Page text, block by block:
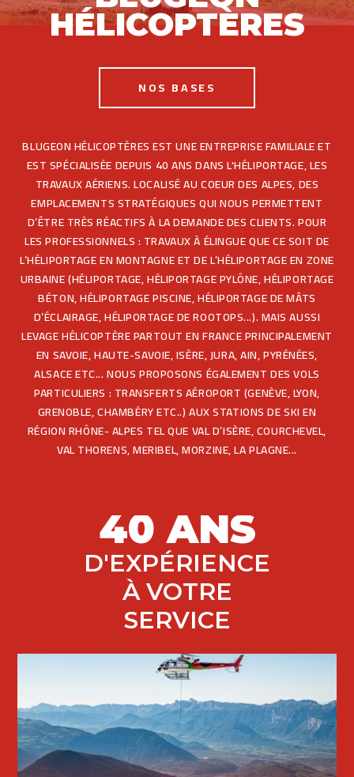
FREN
HÉLICOPTÈRES
NOS BASES
BLUGEON HÉLICOPTÈRES EST UNE ENTREPRISE FAMILIALE ET
EST SPÉCIALISÉE DEPUIS 40 ANS DANS L'HÉLIPORTAGE, LES
TRAVAUX AÉRIENS. LOCALISÉ AU COEUR DES ALPES, DES
EMPLACEMENTS STRATÉGIQUES QUI NOUS PERMETTENT
D’ÊTRE TRÈS RÉACTIFS À LA DEMANDE DES CLIENTS. POUR
LES PROFESSIONNELS : TRAVAUX À ÉLINGUE QUE CE SOIT DE
L’HÉLIPORTAGE EN MONTAGNE ET DE L’HÉLIPORTAGE EN ZONE
URBAINE (HÉLIPORTAGE, HÉLIPORTAGE PYLÔNE, HÉLIPORTAGE
BÉTON, HÉLIPORTAGE PISCINE, HÉLIPORTAGE DE MÂTS
D’ÉCLAIRAGE, HÉLIPORTAGE DE ROOTOPS...). MAIS AUSSI
LEVAGE HÉLICOPTÈRE PARTOUT EN FRANCE PRINCIPALEMENT
EN SAVOIE, HAUTE-SAVOIE, ISÈRE, JURA, AIN, PYRÉNÉES,
ALSACE ETC... NOUS PROPOSONS ÉGALEMENT DES VOLS
PARTICULIERS : TRANSFERTS AÉROPORT (GENÈVE, LYON,
GRENOBLE, CHAMBÉRY ETC..) AUX STATIONS DE SKI EN
RÉGION RHÔNE- ALPES TEL QUE VAL D’ISÈRE, COURCHEVEL,
VAL THORENS, MERIBEL, MORZINE, LA PLAGNE...
40 ANS
D'EXPÉRIENCE
À VOTRE
SERVICE